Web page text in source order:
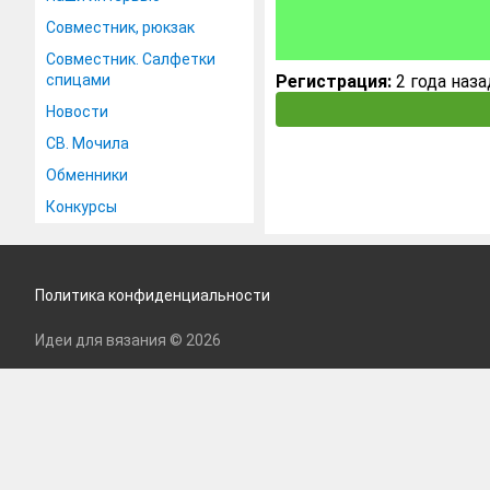
Совместник, рюкзак
Совместник. Салфетки
спицами
Новости
СВ. Мочила
Обменники
Конкурсы
Регистрация: 2 года
Политика конфиденциальности
Идеи для вязания © 2026